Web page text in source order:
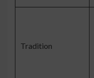
Tradition